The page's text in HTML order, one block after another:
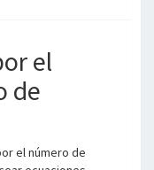
el
de
el número de